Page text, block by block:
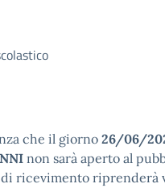
che il giorno 26/06/
non sarà aperto al
ricevimento riprenderà